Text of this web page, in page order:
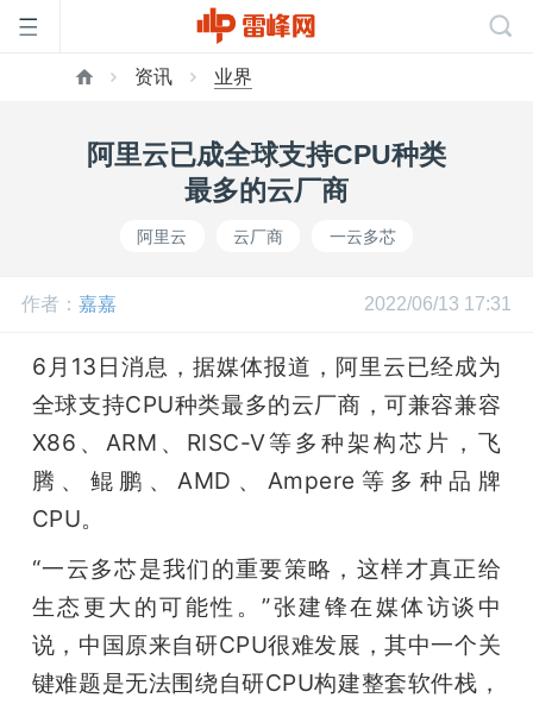
网
开
课
活
资讯 业界
阿里云已成全球支持CPU种类
最多的云厂商
阿里云 云厂商 一云多芯
作者： 嘉嘉 2022/06/13 17:31
6月13日消息，据媒体报道，阿里云已经成为
全球支持CPU种类最多的云厂商，可兼容兼容
X86、ARM、RISC-V等多种架构芯片，飞
腾、鲲鹏、AMD、Ampere等多种品牌
CPU。
“一云多芯是我们的重要策略，这样才真正给
生态更大的可能性。”张建锋在媒体访谈中
说，中国原来自研CPU很难发展，其中一个关
键难题是无法围绕自研CPU构建整套软件栈，